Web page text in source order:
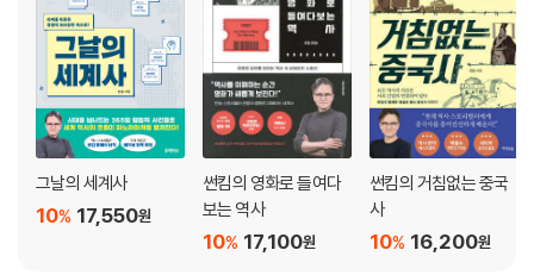
영화로 듣는 세계사 | 1917
2장 치밀하게 계획된 2차 대전
미술학도였던 히틀러
히틀러, 독일군으로 입대하다
1차 대전 독일 패망에 절망한 히틀러
얼떨결에 독일 정계에 입문한 히틀러
나치당의 탄생, 그리고 히틀러의 쿠데타 시도
그날의 세계사
17,550원
10%
썬킴의 영화로 들여다
보는 역사
17,100원
10%
썬킴의 거침없는 중국
사
16,200원
10%